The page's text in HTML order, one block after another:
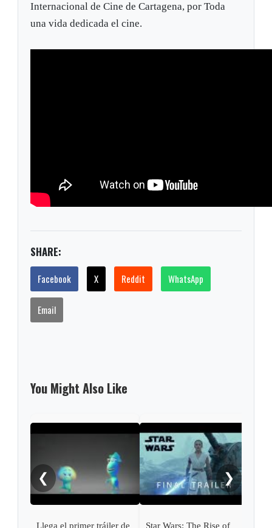
Internacional de Cine de Cartagena, por Toda
una vida dedicada el cine.
SHARE:
Facebook X Reddit WhatsApp
Email
You Might Also Like
❮
Llega el primer tráiler de Star Wars: The Rise of
❯